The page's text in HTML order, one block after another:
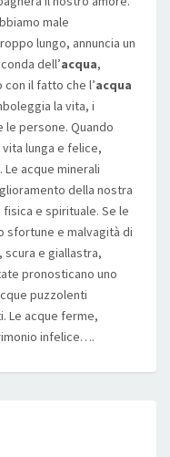
male
lungo, annuncia un
dell’acqua,
il fatto che l’acqua
la vita, i
persone. Quando
vita lunga e felice,
acque minerali
della nostra
e spirituale. Se le
sfortune e malvagità di
scura e giallastra,
pronosticano uno
puzzolenti
Le acque ferme,
infelice….